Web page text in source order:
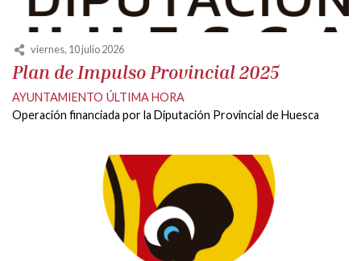
viernes, 10 julio 2026
Plan de Impulso Provincial 2025
AYUNTAMIENTO ÚLTIMA HORA
Operación financiada por la Diputación Provincial de Huesca